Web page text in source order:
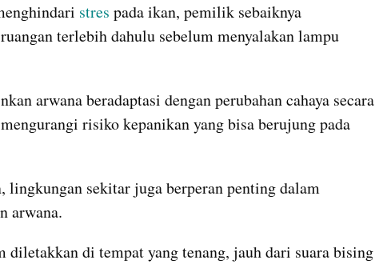
stres pada ikan, pemilik sebaiknya
terlebih dahulu sebelum menyalakan lampu
arwana beradaptasi dengan perubahan cahaya secara
risiko kepanikan yang bisa berujung pada
lingkungan sekitar juga berperan penting dalam
arwana.
diletakkan di tempat yang tenang, jauh dari suara bising